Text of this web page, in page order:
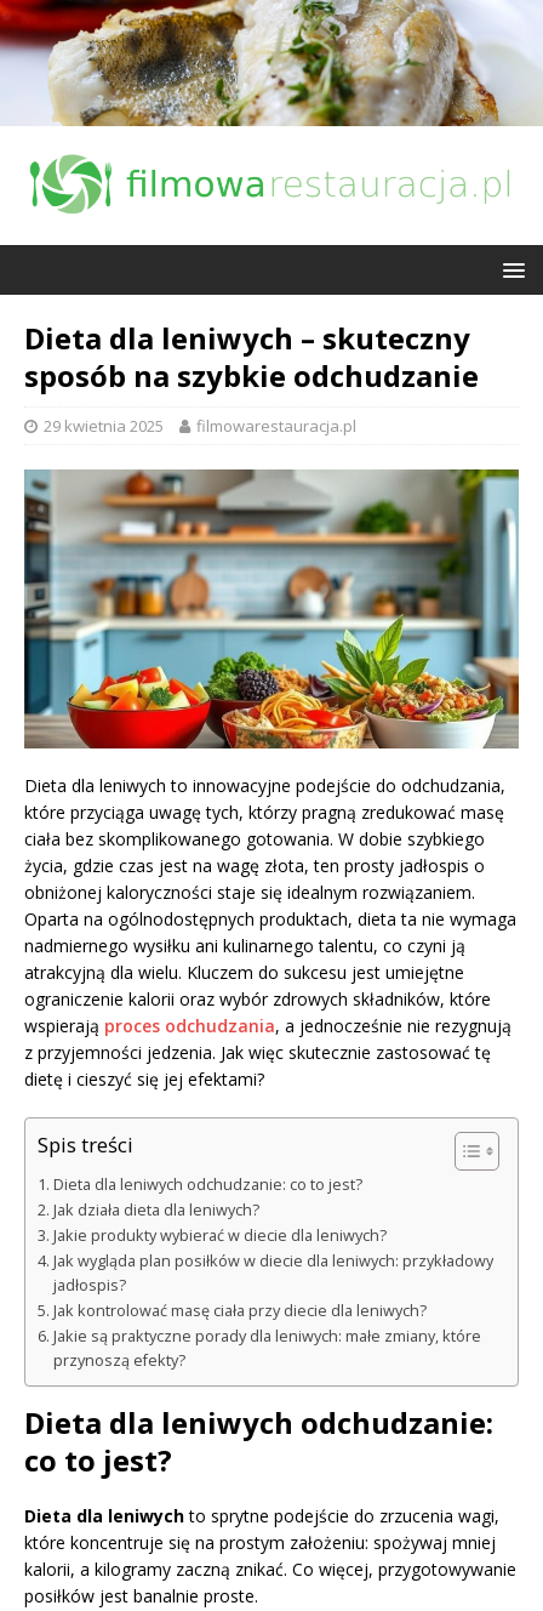
Dieta dla leniwych – skuteczny
sposób na szybkie odchudzanie
29 kwietnia 2025 filmowarestauracja.pl
Dieta dla leniwych to innowacyjne podejście do odchudzania,
które przyciąga uwagę tych, którzy pragną zredukować masę
ciała bez skomplikowanego gotowania. W dobie szybkiego
życia, gdzie czas jest na wagę złota, ten prosty jadłospis o
obniżonej kaloryczności staje się idealnym rozwiązaniem.
Oparta na ogólnodostępnych produktach, dieta ta nie wymaga
nadmiernego wysiłku ani kulinarnego talentu, co czyni ją
atrakcyjną dla wielu. Kluczem do sukcesu jest umiejętne
ograniczenie kalorii oraz wybór zdrowych składników, które
wspierają proces odchudzania, a jednocześnie nie rezygnują
z przyjemności jedzenia. Jak więc skutecznie zastosować tę
dietę i cieszyć się jej efektami?
Spis treści
Dieta dla leniwych odchudzanie: co to jest?
Jak działa dieta dla leniwych?
Jakie produkty wybierać w diecie dla leniwych?
Jak wygląda plan posiłków w diecie dla leniwych: przykładowy
jadłospis?
Jak kontrolować masę ciała przy diecie dla leniwych?
Jakie są praktyczne porady dla leniwych: małe zmiany, które
przynoszą efekty?
Dieta dla leniwych odchudzanie:
co to jest?
Dieta dla leniwychto sprytne podejście do zrzucenia wagi,
które koncentruje się na prostym założeniu: spożywaj mniej
kalorii, a kilogramy zaczną znikać. Co więcej, przygotowywanie
posiłków jest banalnie proste.